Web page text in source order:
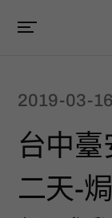
2019-03-16
台中
二天-